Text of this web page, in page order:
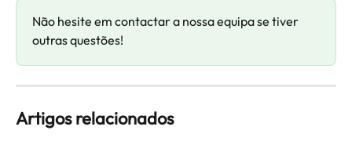
Não hesite em contactar a nossa equipa se tiver
outras questões!
Artigos relacionados